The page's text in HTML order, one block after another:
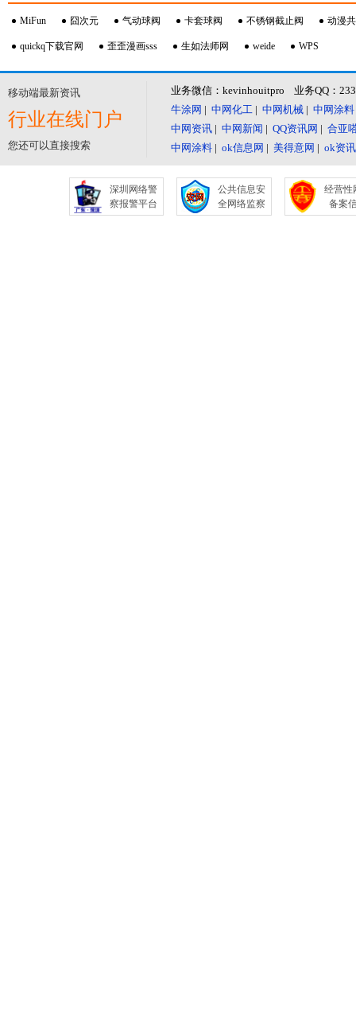
MiFun 囧次元 气动球阀 卡套球阀 不锈钢截止阀 动漫
quickq下载官网 歪歪漫画sss 生如法师网 weide WPS
移动端最新资讯
行业在线门户
您还可以直接搜索
业务微信：kevinhouitpro 业务QQ：
牛涂网 | 中网化工 | 中网机械 | 中网涂料
中网资讯 | 中网新闻 | QQ资讯网 | 合亚
中网涂料 | ok信息网 | 美得意网 | ok资
深圳网络警
察报警平台
公共信息安
全网络监察
经营性
备案